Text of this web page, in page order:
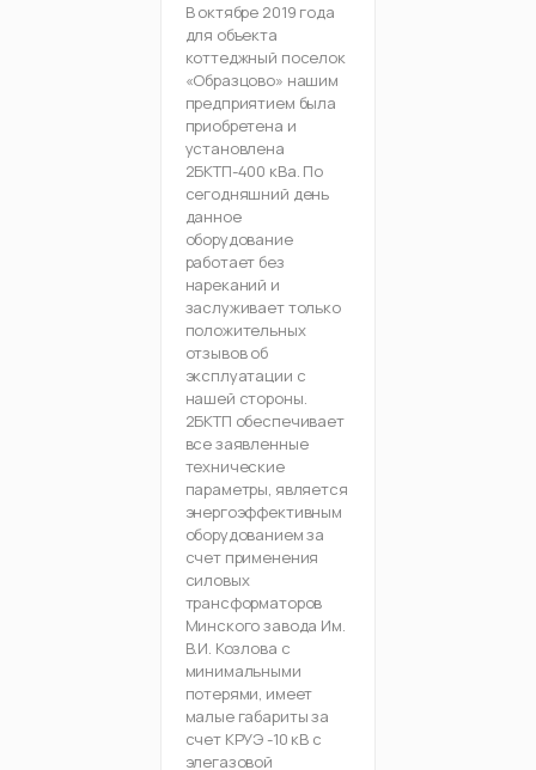
В октябре 2019 года
для объекта
коттеджный поселок
«Образцово» нашим
предприятием была
приобретена и
установлена
2БКТП-400 кВа. По
сегодняшний день
данное
оборудование
работает без
нареканий и
заслуживает только
положительных
отзывов об
эксплуатации с
нашей стороны.
2БКТП обеспечивает
все заявленные
технические
параметры, является
энергоэффективным
оборудованием за
счет применения
силовых
трансформаторов
Минского завода Им.
В.И. Козлова с
минимальными
потерями, имеет
малые габариты за
счет КРУЭ -10 кВ с
элегазовой